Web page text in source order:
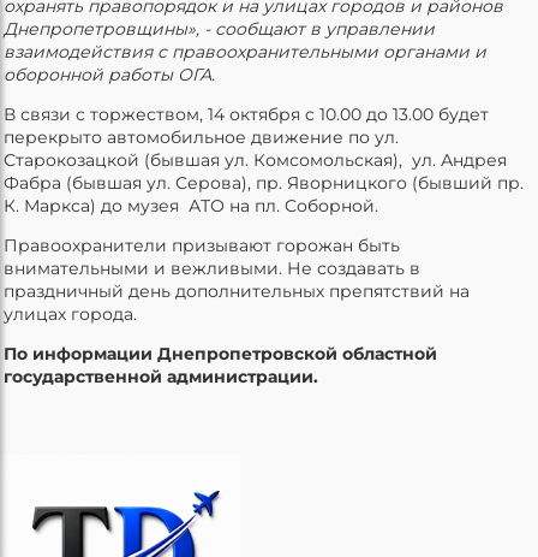
охранять правопорядок и на улицах городов и районов
Днепропетровщины», - сообщают в управлении
взаимодействия с правоохранительными органами и
оборонной работы ОГА.
В связи с торжеством, 14 октября с 10.00 до 13.00 будет
перекрыто автомобильное движение по ул.
Старокозацкой (бывшая ул. Комсомольская), ул. Андрея
Фабра (бывшая ул. Серова), пр. Яворницкого (бывший пр.
К. Маркса) до музея АТО на пл. Соборной.
Правоохранители призывают горожан быть
внимательными и вежливыми. Не создавать в
праздничный день дополнительных препятствий на
улицах города.
По информации Днепропетровской областной
государственной администрации.